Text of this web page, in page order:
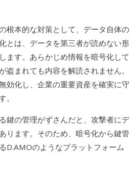
根本的な対策として、データ自体の
とは、データを第三者が読めない形
ます。あらかじめ情報を暗号化して
盗まれても内容を解読されません。
効化し、企業の重要資産を確実に守
。
鍵の管理がずさんだと、攻撃者にデ
ります。そのため、暗号化から鍵管
D.AMOのようなプラットフォーム